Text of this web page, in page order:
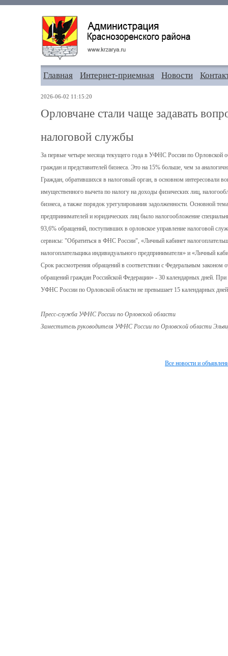
Главная Интернет-приемная Новости
2026-06-02 11:15:20
Орловчане стали чаще задавать
налоговой службы
За первые четыре месяца текущего года в УФНС России по Орловской
граждан и представителей бизнеса. Это на 15% больше, чем за
Граждан, обратившихся в налоговый орган, в основном интересовали
имущественного вычета по налогу на доходы физических лиц,
бизнеса, а также порядок урегулирования задолженности. Основной
предпринимателей и юридических лиц было налогообложение
93,6% обращений, поступивших в орловское управление налоговой
сервисы: "Обратиться в ФНС России", «Личный кабинет
налогоплательщика индивидуального предпринимателя» и «Личный
Срок рассмотрения обращений в соответствии с Федеральным
обращений граждан Российской Федерации» - 30 календарных дней. При
УФНС России по Орловской области не превышает 15 календарных
Пресс-служба УФНС России по Орловской области
Заместитель руководителя УФНС России по Орловской области
Все новости и